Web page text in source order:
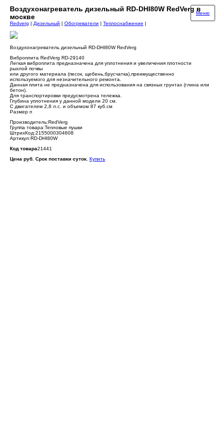
Воздухонагреватель дизельный RD-DHI80W RedVerg в
москве
Меню
Redverg | Дизельный | Обогреватели | Теплоснабжение |
Воздухонагреватель дизельный RD-DHI80W RedVerg
Виброплита RedVerg RD-29140
Легкая виброплита предназначена для уплотнения и увеличения плотности
рыхлой почвы
или другого материала (песок, щебень,брусчатка),преимущественно
используемого для незначительного ремонта.
Данная плита не предназначена для использования на связных грунтах (глина или
бетон).
Для транспортировки предусмотрена тележка.
Глубина уплотнения у данной модели 20 см.
С двигателем 2,8 л.с. и объемом 87 куб.см
Размер п
Производитель:RedVerg
Группа товара:Тепловые пушки
ШтрихКод:2155000304608
Артикул:RD-DHI80W
Код товара21441
Цена руб. Срок поставки суток. Купить